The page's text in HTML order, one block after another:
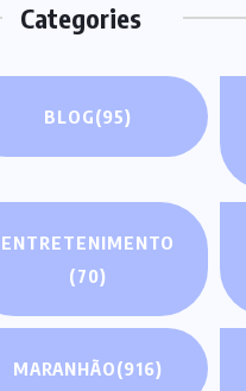
Categories
BLOG(95)
ENTRETENIMENTO
(70)
MARANHÃO(916)